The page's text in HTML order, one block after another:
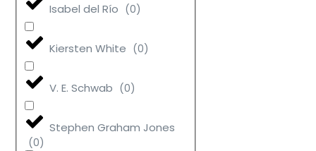
Isabel del Río (0)
Kiersten White (0)
V. E. Schwab (0)
Stephen Graham Jones
(0)